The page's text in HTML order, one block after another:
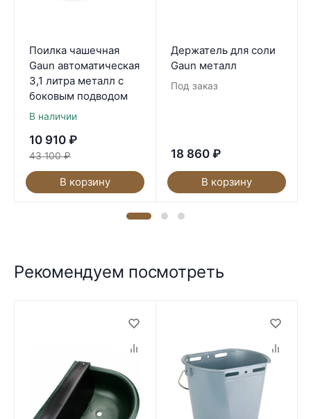
Поилка чашечная
Gaun автоматическая
3,1 литра металл с
боковым подводом
В наличии
10 910 ₽
43 100 ₽
В корзину
Держатель для соли
Gaun металл
Под заказ
18 860 ₽
В корзину
Рекомендуем посмотреть